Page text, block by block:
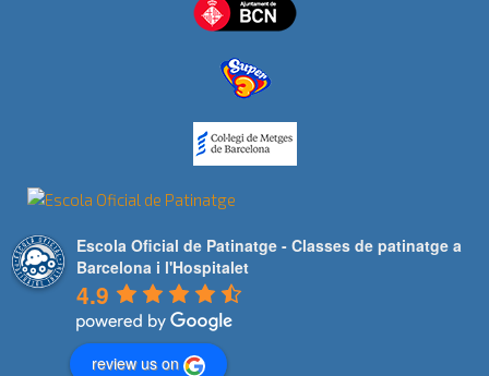
Escola Oficial de Patinatge - Classes de patinatge a
Barcelona i l'Hospitalet
4.9
review us on